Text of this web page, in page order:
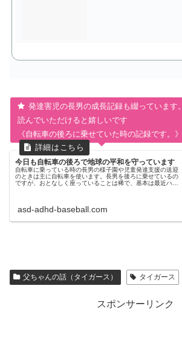
発達害児の長男の成長記録も綴っています。
読んでいただけると嬉しいです
《自転車の後ろに乗せていた時の記録です。》
今日も自転車の後ろで地球の平和を守っています
自転車に乗っている時の長男の様子園や児童発達支援の送迎
のときは主に自転車を使います。長男を後ろに乗せているの
ですが、おとなしく座っていることは稀で、基本は最近ハマ
asd-adhd-baseball.com
父ちゃんの話（タイガース） タイガース
スポンサーリンク